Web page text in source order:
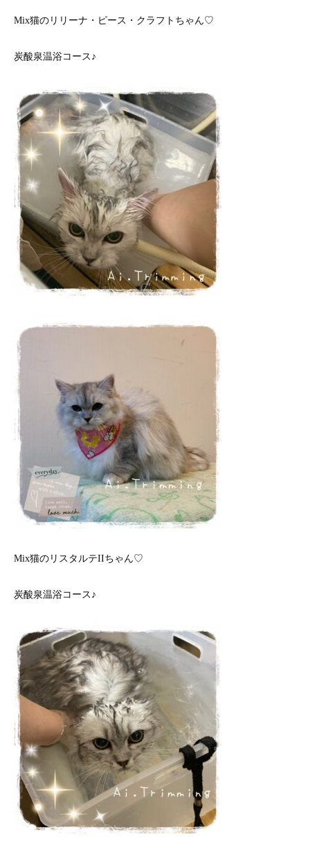
Mix猫のリリーナ・ピース・クラフトちゃん♡
炭酸泉温浴コース♪
Mix猫のリスタルテIIちゃん♡
炭酸泉温浴コース♪